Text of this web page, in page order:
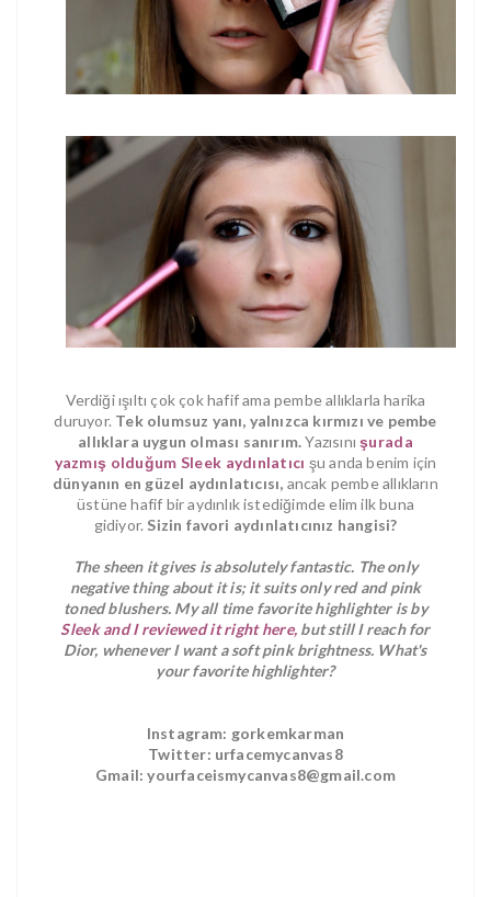
Verdiği ışıltı çok çok hafif ama pembe allıklarla harika
duruyor. Tek olumsuz yanı, yalnızca kırmızı ve pembe
allıklara uygun olması sanırım.Yazısınışurada
yazmış olduğum Sleek aydınlatıcı şu anda benim için
dünyanın en güzel aydınlatıcısı, ancak pembe allıkların
üstüne hafif bir aydınlık istediğimde elim ilk buna
gidiyor. Sizin favori aydınlatıcınız hangisi?
The sheen it gives is absolutely fantastic. The only
negative thing about it is; it suits only red and pink
toned blushers. My all time favorite highlighter is by
Sleek and I reviewed it right here, but still I reach for
Dior, whenever I want a soft pink brightness. What's
your favorite highlighter?
Instagram: gorkemkarman
Twitter: urfacemycanvas8
Gmail: yourfaceismycanvas8@gmail.com